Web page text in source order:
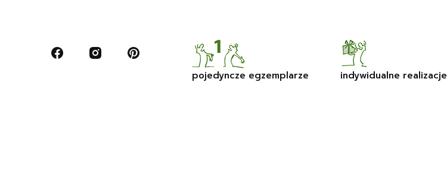
pojedyncze egzemplarze indywidualne realizacje